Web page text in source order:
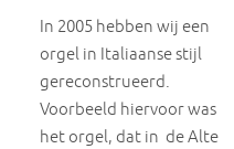
In 2005 hebben wij een
orgel in Italiaanse stijl
gereconstrueerd.
Voorbeeld hiervoor was
het orgel, dat in de Alte